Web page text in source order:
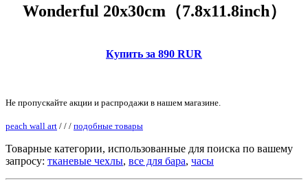
Wonderful 20x30cm（7.8x11.8inch）
Купить за 890 RUR
Не пропускайте акции и распродажи в нашем магазине.
peach wall art / / / подобные товары
Товарные категории, использованные для поиска по вашему
запросу: тканевые чехлы, все для бара, часы